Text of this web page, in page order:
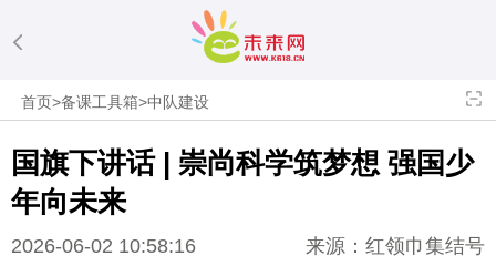
首页>备课工具箱>中队建设
国旗下讲话 | 崇尚科学筑梦想 强国少
年向未来
2026-06-02 10:58:16 来源：红领巾集结号